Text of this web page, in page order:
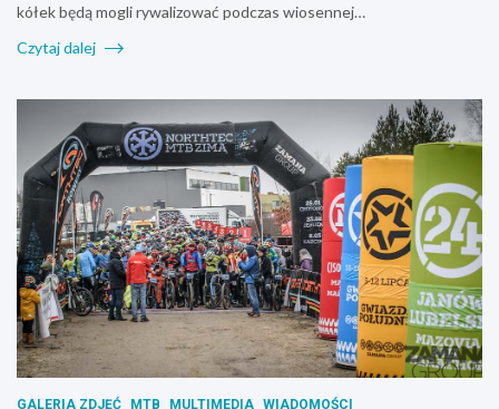
kółek będą mogli rywalizować podczas wiosennej…
Czytaj dalej
GALERIA ZDJĘĆ MTB MULTIMEDIA WIADOMOŚCI